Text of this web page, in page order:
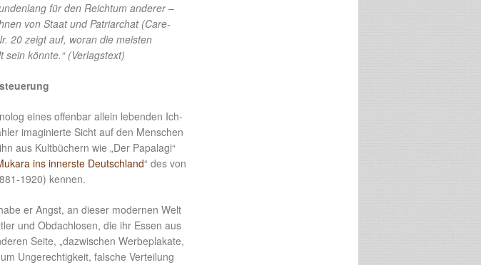
für den Reichtum anderer –
von Staat und Patriarchat (Care-
20 zeigt auf, woran die meisten
könnte.“ (Verlagstext)
eines offenbar allein lebenden Ich-
imaginierte Sicht auf den Menschen
aus Kultbüchern wie „Der Papalagi“
ins innerste Deutschland“ des von
1920) kennen.
er Angst, an dieser modernen Welt
und Obdachlosen, die ihr Essen aus
Seite, „dazwischen Werbeplakate,
Ungerechtigkeit, falsche Verteilung